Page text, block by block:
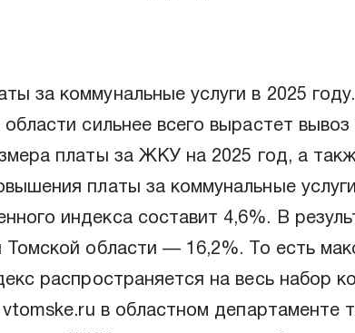
за коммунальные услуги в 2025
сильнее всего вырастет
платы за ЖКУ на 2025 год, а
платы за коммунальные
индекса составит 4,6%. В
Томской области — 16,2%. То есть
распространяется на весь набор
в областном департаменте